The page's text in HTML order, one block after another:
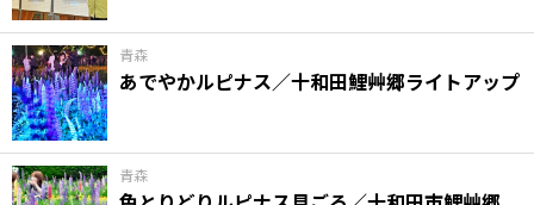
青森
あでやかルピナス／十和田鯉艸郷ライトアップ
青森